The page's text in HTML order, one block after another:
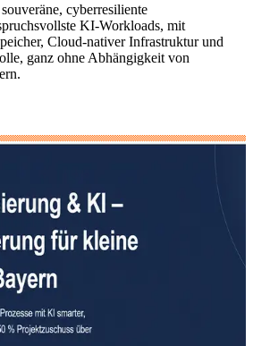
cyberresiliente
KI-Workloads, mit
Cloud-nativer Infrastruktur und
ganz ohne Abhängigkeit von